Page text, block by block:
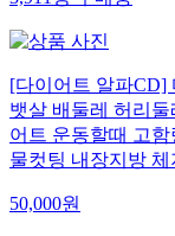
[다이어트 알파CD]
뱃살 배둘레 허리
어트 운동할때 고
물컷팅 내장지방
50,000원